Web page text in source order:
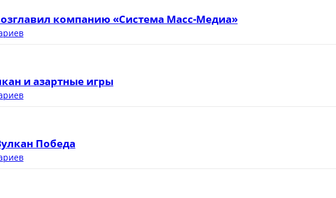
компанию «Система Масс-Медиа»
и азартные игры
Победа